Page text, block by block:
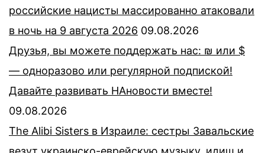
российские нацисты массированно атаковали
в ночь на 9 августа 2026 09.08.2026
Друзья, вы можете поддержать нас: ₪ или $
— одноразово или регулярной подпиской!
Давайте развивать НАновости вместе!
09.08.2026
The Alibi Sisters в Израиле: сестры Завальские